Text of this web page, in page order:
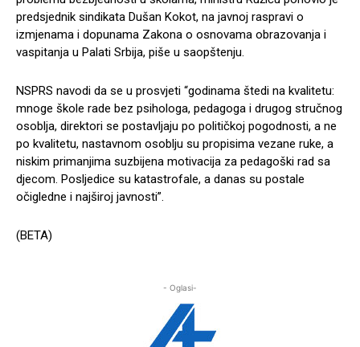
predsjednik sindikata Dušan Kokot, na javnoj raspravi o
izmjenama i dopunama Zakona o osnovama obrazovanja i
vaspitanja u Palati Srbija, piše u saopštenju.
NSPRS navodi da se u prosvjeti “godinama štedi na kvalitetu:
mnoge škole rade bez psihologa, pedagoga i drugog stručnog
osoblja, direktori se postavljaju po političkoj pogodnosti, a ne
po kvalitetu, nastavnom osoblju su propisima vezane ruke, a
niskim primanjima suzbijena motivacija za pedagoški rad sa
djecom. Posljedice su katastrofale, a danas su postale
očigledne i najširoj javnosti”.
(BETA)
- Oglasi-